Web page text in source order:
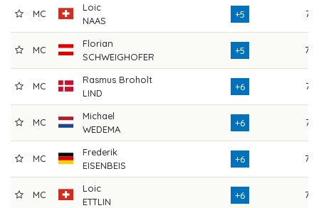
MC
Loic
NAAS
+5 74
MC
Florian
SCHWEIGHOFER
+5 76
MC
Rasmus Broholt
LIND
+6 74
MC
Michael
WEDEMA
+6 71
MC
Frederik
EISENBEIS
+6 77
MC
Loic
ETTLIN
+6 76